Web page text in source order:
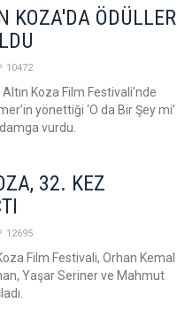
KOZA'DA ÖDÜLLER
10472
Koza Film Festivali’nde
yönettiği ‘O da Bir Şey mi’
vurdu.
32. KEZ
12695
Film Festivali, Orhan Kemal
Yaşar Seriner ve Mahmut